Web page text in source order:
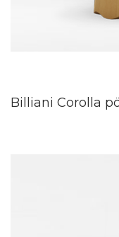
Billiani Corolla